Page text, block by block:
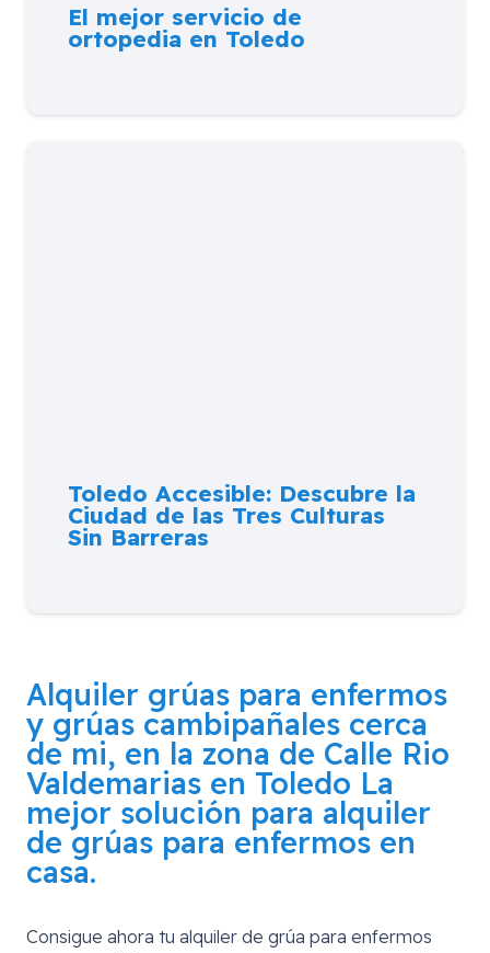
El mejor servicio de
ortopedia en Toledo
Toledo Accesible: Descubre la
Ciudad de las Tres Culturas
Sin Barreras
Alquiler grúas para enfermos
y grúas cambipañales cerca
de mi, en la zona de Calle Rio
Valdemarias en Toledo La
mejor solución para alquiler
de grúas para enfermos en
casa.
Consigue ahora tu alquiler de grúa para enfermos